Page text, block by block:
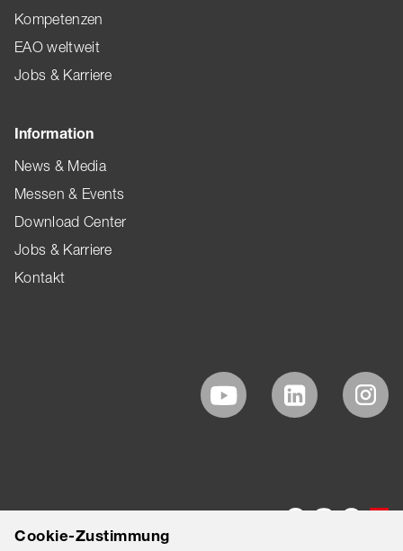
Kompetenzen
EAO weltweit
Jobs & Karriere
Information
News & Media
Messen & Events
Download Center
Jobs & Karriere
Kontakt
Cookie-Zustimmung